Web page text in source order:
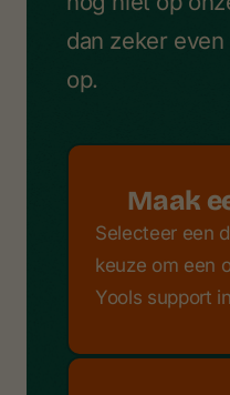
dan zeker
op.
Maak
Selecteer een
keuze om een
Yools support